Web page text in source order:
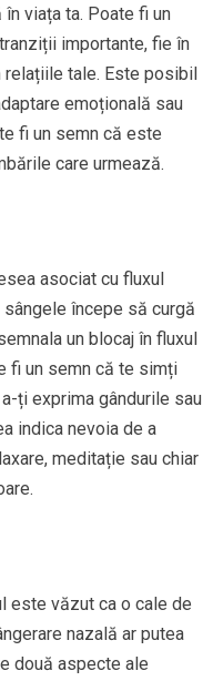
viața ta. Poate fi un
importante, fie în
relațiile tale. Este posibil
emoțională sau
fi un semn că este
care urmează.
asociat cu fluxul
începe să curgă
un blocaj în fluxul
fi un semn că te simți
ți exprima gândurile sau
indica nevoia de a
meditație sau chiar
este văzut ca o cale de
nazală ar putea
două aspecte ale